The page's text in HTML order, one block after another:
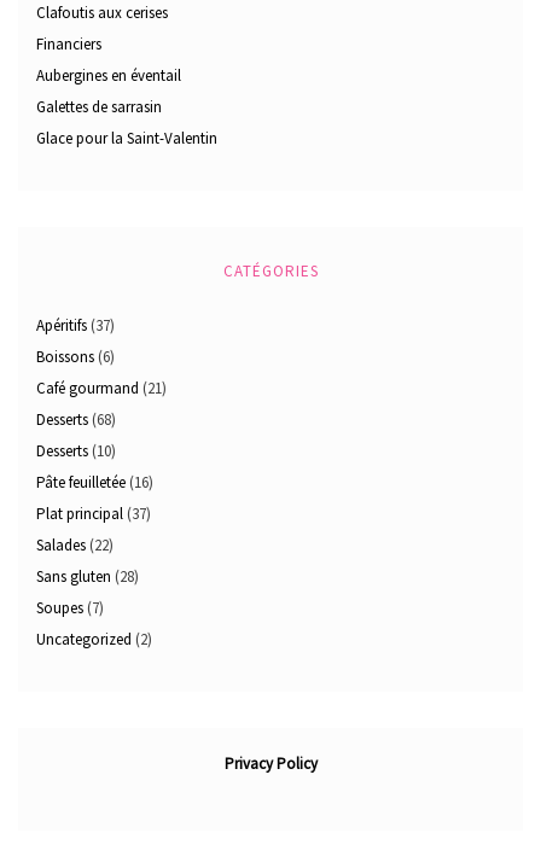
Clafoutis aux cerises
Financiers
Aubergines en éventail
Galettes de sarrasin
Glace pour la Saint-Valentin
CATÉGORIES
Apéritifs (37)
Boissons (6)
Café gourmand (21)
Desserts (68)
Desserts (10)
Pâte feuilletée (16)
Plat principal (37)
Salades (22)
Sans gluten (28)
Soupes (7)
Uncategorized (2)
Privacy Policy